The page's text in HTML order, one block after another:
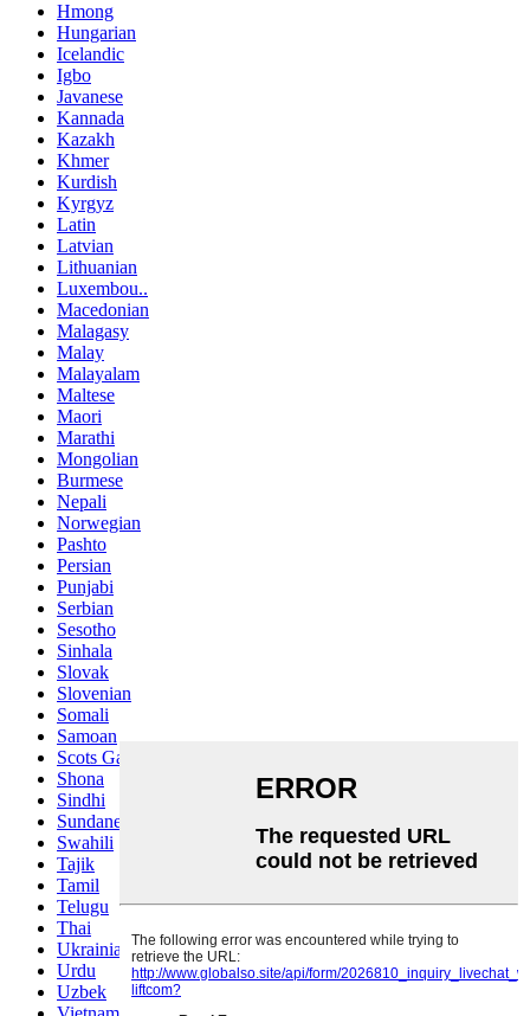
Hmong
Hungarian
Icelandic
Igbo
Javanese
Kannada
Kazakh
Khmer
Kurdish
Kyrgyz
Latin
Latvian
Lithuanian
Luxembou..
Macedonian
Malagasy
Malay
Malayalam
Maltese
Maori
Marathi
Mongolian
Burmese
Nepali
Norwegian
Pashto
Persian
Punjabi
Serbian
Sesotho
Sinhala
Slovak
Slovenian
Somali
Samoan
Scots Gaelic
Shona
Sindhi
Sundanese
Swahili
Tajik
Tamil
Telugu
Thai
Ukrainian
Urdu
Uzbek